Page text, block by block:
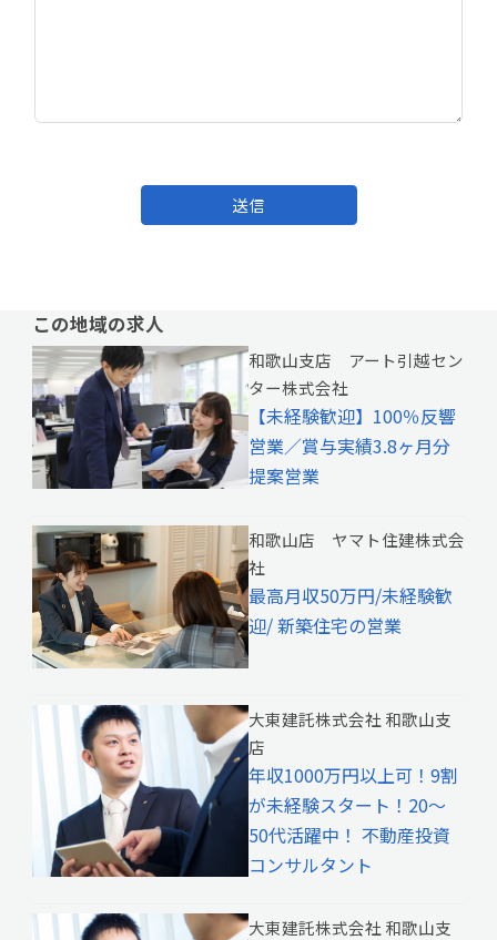
送信
この地域の求人
和歌山支店 アート引越セン
ター株式会社
【未経験歓迎】100％反響
営業／賞与実績3.8ヶ月分
提案営業
和歌山店 ヤマト住建株式会
社
最高月収50万円/未経験歓
迎/ 新築住宅の営業
大東建託株式会社 和歌山支
店
年収1000万円以上可！9割
が未経験スタート！20～
50代活躍中！ 不動産投資
コンサルタント
大東建託株式会社 和歌山支